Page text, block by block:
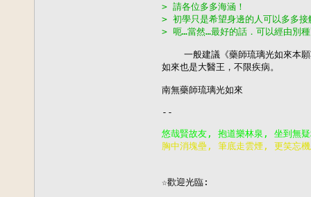
> 請各位多多海涵！
> 初學只是希望身邊的人可以多多接
> 呃…當然…最好的話．可以經由別
一般建議《藥師琉璃光如來本
如來也是大醫王，不限疾病。
南無藥師琉璃光如來
--
胸中消塊壘, 筆底走雲煙, 更笑忘
☆歡迎光臨: